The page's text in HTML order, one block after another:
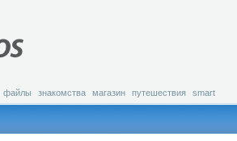
файлы знакомства магазин путешествия smart